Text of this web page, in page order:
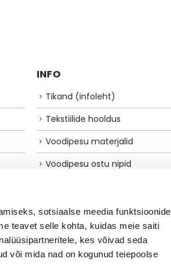
sotsiaalse meedia funktsioonide
teavet selle kohta, kuidas meie saiti
kes võivad seda
või mida nad on kogunud teiepoolse
INFO
Tikand (infoleht)
Tekstiilide hooldus
Voodipesu materjalid
Voodipesu ostu nipid
Suuruste tabel
Öko-Tex Standard 100
GOTS sertifikaat